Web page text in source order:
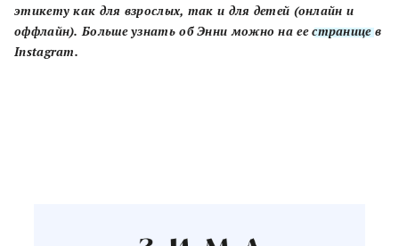
этикету как для взрослых, так и для детей (онлайн и
оффлайн). Больше узнать об Энни можно на еестраницев
Instagram.